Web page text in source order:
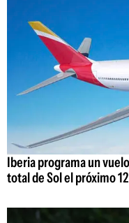
Iberia programa un
total de Sol el próximo